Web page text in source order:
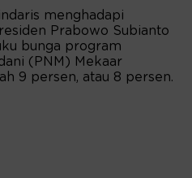
menghadapi
Prabowo Subianto
bunga program
(PNM) Mekaar
9 persen, atau 8 persen.